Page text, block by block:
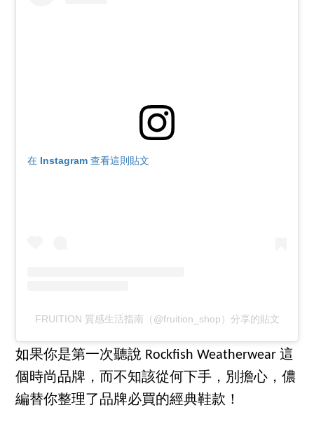
在 Instagram 查看這則貼文
FRUITION 質感生活指南（@fruition_shop）分享的貼文
如果你是第一次聽說 Rockfish Weatherwear 這
個時尚品牌，而不知該從何下手，別擔心，儂
編替你整理了品牌必買的經典鞋款！